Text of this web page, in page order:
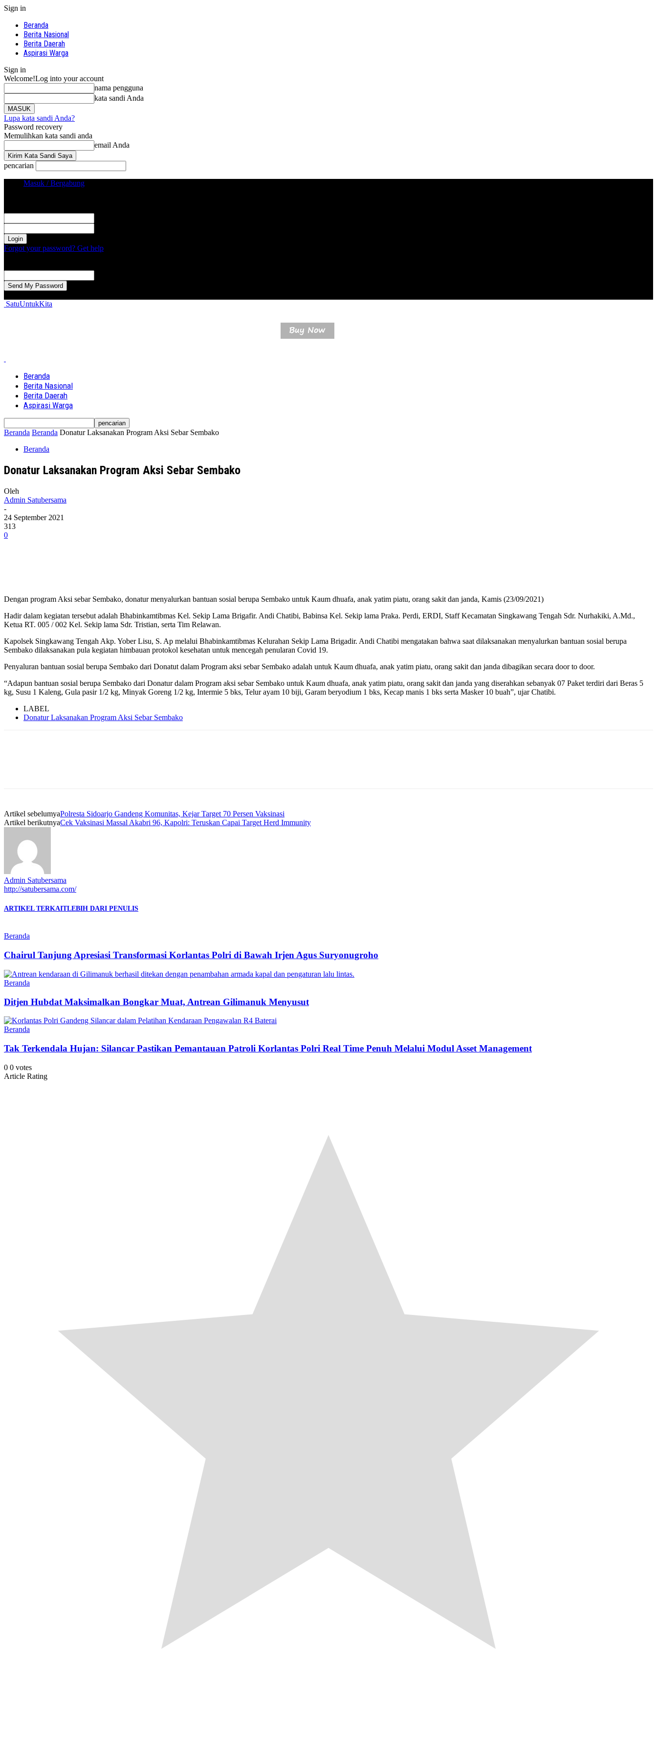
Sign in
Beranda
Berita Nasional
Berita Daerah
Aspirasi Warga
Sign in
Welcome!Log into your account
nama pengguna
kata sandi Anda
Lupa kata sandi Anda?
Password recovery
Memulihkan kata sandi anda
email Anda
pencarian
Masuk / Bergabung
Forgot your password? Get help
SatuUntukKita
Beranda
Berita Nasional
Berita Daerah
Aspirasi Warga
Beranda Beranda Donatur Laksanakan Program Aksi Sebar Sembako
Beranda
Donatur Laksanakan Program Aksi Sebar Sembako
Oleh
Admin Satubersama
-
24 September 2021
313
0
Dengan program Aksi sebar Sembako, donatur menyalurkan bantuan sosial berupa Sembako untuk Kaum dhuafa, anak yatim piatu, orang sakit dan janda, Kamis (23/09/2021)
Hadir dalam kegiatan tersebut adalah Bhabinkamtibmas Kel. Sekip Lama Brigafir. Andi Chatibi, Babinsa Kel. Sekip lama Praka. Perdi, ERDI, Staff Kecamatan Singkawang Tengah Sdr. Nurhakiki, A.Md.,
Ketua RT. 005 / 002 Kel. Sekip lama Sdr. Tristian, serta Tim Relawan.
Kapolsek Singkawang Tengah Akp. Yober Lisu, S. Ap melalui Bhabinkamtibmas Kelurahan Sekip Lama Brigadir. Andi Chatibi mengatakan bahwa saat dilaksanakan menyalurkan bantuan sosial berupa
Sembako dilaksanakan pula kegiatan himbauan protokol kesehatan untuk mencegah penularan Covid 19.
Penyaluran bantuan sosial berupa Sembako dari Donatut dalam Program aksi sebar Sembako adalah untuk Kaum dhuafa, anak yatim piatu, orang sakit dan janda dibagikan secara door to door.
“Adapun bantuan sosial berupa Sembako dari Donatur dalam Program aksi sebar Sembako untuk Kaum dhuafa, anak yatim piatu, orang sakit dan janda yang diserahkan sebanyak 07 Paket terdiri dari Beras 5
kg, Susu 1 Kaleng, Gula pasir 1/2 kg, Minyak Goreng 1/2 kg, Intermie 5 bks, Telur ayam 10 biji, Garam beryodium 1 bks, Kecap manis 1 bks serta Masker 10 buah”, ujar Chatibi.
LABEL
Donatur Laksanakan Program Aksi Sebar Sembako
Artikel sebelumyaPolresta Sidoarjo Gandeng Komunitas, Kejar Target 70 Persen Vaksinasi
Artikel berikutnyaCek Vaksinasi Massal Akabri 96, Kapolri: Teruskan Capai Target Herd Immunity
Admin Satubersama
http://satubersama.com/
ARTIKEL TERKAITLEBIH DARI PENULIS
Beranda
Chairul Tanjung Apresiasi Transformasi Korlantas Polri di Bawah Irjen Agus Suryonugroho
Beranda
Ditjen Hubdat Maksimalkan Bongkar Muat, Antrean Gilimanuk Menyusut
Beranda
Tak Terkendala Hujan: Silancar Pastikan Pemantauan Patroli Korlantas Polri Real Time Penuh Melalui Modul Asset Management
0 0 votes
Article Rating